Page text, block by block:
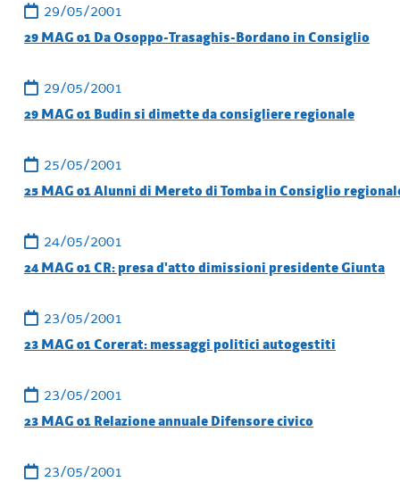
29/05/2001
29 MAG 01 Da Osoppo-Trasaghis-Bordano in Consiglio
29/05/2001
29 MAG 01 Budin si dimette da consigliere regionale
25/05/2001
25 MAG 01 Alunni di Mereto di Tomba in Consiglio
24/05/2001
24 MAG 01 CR: presa d'atto dimissioni presidente Giunta
23/05/2001
23 MAG 01 Corerat: messaggi politici autogestiti
23/05/2001
23 MAG 01 Relazione annuale Difensore civico
23/05/2001